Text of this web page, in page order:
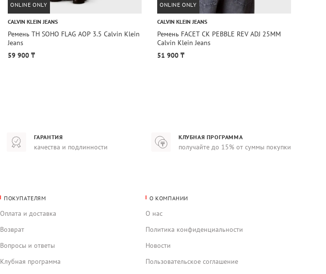
ONLINE ONLY
CALVIN KLEIN JEANS
Ремень TH SOHO FLAG AOP 3.5 Calvin Klein
Jeans
59 900 ₸
ONLINE ONLY
CALVIN KLEIN JEANS
Ремень FACET CK PEBBLE REV ADJ 25MM
Calvin Klein Jeans
51 900 ₸
ГАРАНТИЯ
качества и подлинности
КЛУБНАЯ ПРОГРАММА
получайте до 15% от суммы покупки
ПОКУПАТЕЛЯМ
Оплата и доставка
Возврат
Вопросы и ответы
Клубная программа
О КОМПАНИИ
О нас
Политика конфиденциальности
Новости
Пользовательское соглашение